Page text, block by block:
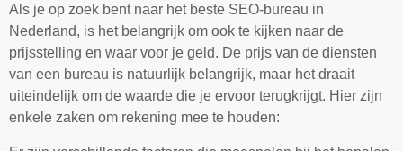
Als je op zoek bent naar het beste SEO-bureau in
Nederland, is het belangrijk om ook te kijken naar de
prijsstelling en waar voor je geld. De prijs van de diensten
van een bureau is natuurlijk belangrijk, maar het draait
uiteindelijk om de waarde die je ervoor terugkrijgt. Hier zijn
enkele zaken om rekening mee te houden: